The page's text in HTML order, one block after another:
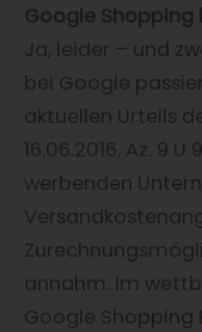
Google Shopping
Ja, leider – und
bei Google
aktuellen Urteils
16.06.2016, Az. 9
werbenden
annahm. Im
Google Shopping